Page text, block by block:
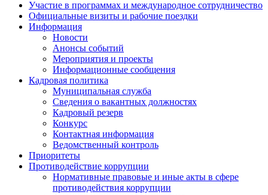
Участие в программах и международное сотрудничество
Официальные визиты и рабочие поездки
Информация
Новости
Анонсы событий
Мероприятия и проекты
Информационные сообщения
Кадровая политика
Муниципальная служба
Сведения о вакантных должностях
Кадровый резерв
Конкурс
Контактная информация
Ведомственный контроль
Приоритеты
Противодействие коррупции
Нормативные правовые и иные акты в сфере
противодействия коррупции